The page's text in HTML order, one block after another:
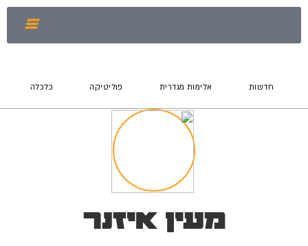
חדשות אלימות מגדרית פוליטיקה כלכלה
מעין איזנר